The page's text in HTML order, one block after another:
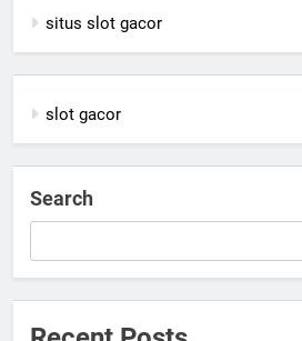
situs slot gacor
slot gacor
Search